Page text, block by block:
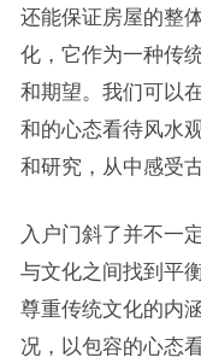
还能保证房屋的整
化，它作为一种传
和期望。我们可以
和的心态看待风水
和研究，从中感受
入户门斜了并不一
与文化之间找到平
尊重传统文化的内
况，以包容的心态